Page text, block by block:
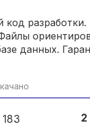
данных.
183 2